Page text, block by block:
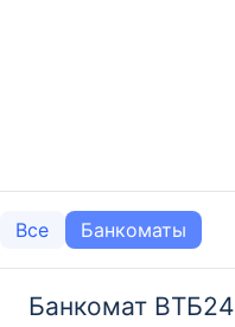
Все Банкоматы
Банкомат ВТБ24